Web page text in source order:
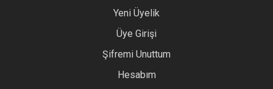
Yeni Üyelik
Üye Girişi
Şifremi Unuttum
Hesabım